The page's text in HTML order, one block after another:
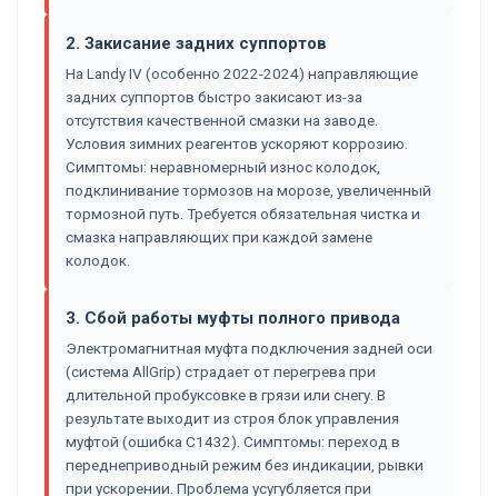
2. Закисание задних суппортов
На Landy IV (особенно 2022-2024) направляющие
задних суппортов быстро закисают из-за
отсутствия качественной смазки на заводе.
Условия зимних реагентов ускоряют коррозию.
Симптомы: неравномерный износ колодок,
подклинивание тормозов на морозе, увеличенный
тормозной путь. Требуется обязательная чистка и
смазка направляющих при каждой замене
колодок.
3. Сбой работы муфты полного привода
Электромагнитная муфта подключения задней оси
(система AllGrip) страдает от перегрева при
длительной пробуксовке в грязи или снегу. В
результате выходит из строя блок управления
муфтой (ошибка C1432). Симптомы: переход в
переднеприводный режим без индикации, рывки
при ускорении. Проблема усугубляется при